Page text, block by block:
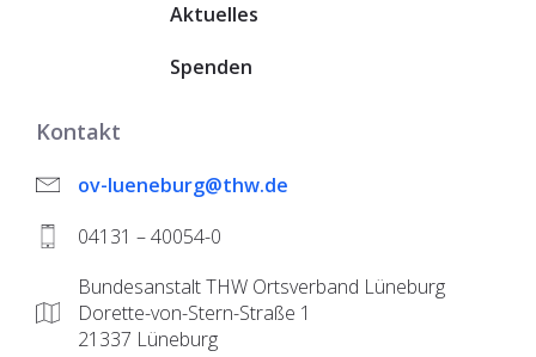
Aktuelles
Spenden
Kontakt
ov-lueneburg@thw.de
04131 – 40054-0
Bundesanstalt THW Ortsverband Lüneburg
Dorette-von-Stern-Straße 1
21337 Lüneburg